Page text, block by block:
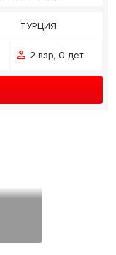
ТУРЦИЯ
2 взр, 0 дет